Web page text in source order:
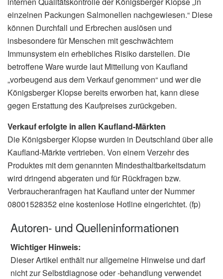
einzelnen Packungen Salmonellen nachgewiesen.“ Diese
können Durchfall und Erbrechen auslösen und
insbesondere für Menschen mit geschwächtem
Immunsystem ein erhebliches Risiko darstellen. Die
betroffene Ware wurde laut Mitteilung von Kaufland
„vorbeugend aus dem Verkauf genommen“ und wer die
Königsberger Klopse bereits erworben hat, kann diese
gegen Erstattung des Kaufpreises zurückgeben.
Verkauf erfolgte in allen Kaufland-Märkten
Die Königsberger Klopse wurden in Deutschland über alle
Kaufland-Märkte vertrieben. Von einem Verzehr des
Produktes mit dem genannten Mindesthaltbarkeitsdatum
wird dringend abgeraten und für Rückfragen bzw.
Verbraucheranfragen hat Kaufland unter der Nummer
08001528352 eine kostenlose Hotline eingerichtet. (fp)
Autoren- und Quelleninformationen
Wichtiger Hinweis:
Dieser Artikel enthält nur allgemeine Hinweise und darf
nicht zur Selbstdiagnose oder -behandlung verwendet